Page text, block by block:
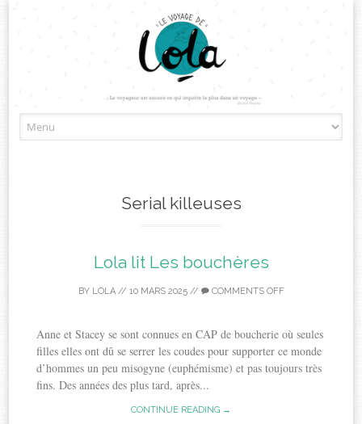
to
Serial killeuses
Lola lit Les bouchères
BY LOLA// 10 MARS 2025// COMMENTS OFF
Anne et Stacey se sont connues en CAP de boucherie où seules
filles elles ont dû se serrer les coudes pour supporter ce monde
d’hommes un peu misogyne (euphémisme) et pas toujours très
fins. Des années des plus tard, après...
CONTINUE READING →